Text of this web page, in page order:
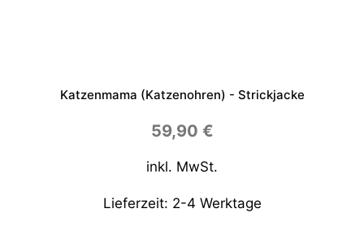
Katzenmama (Katzenohren) - Strickjacke
59,90 €
inkl. MwSt.
Lieferzeit: 2-4 Werktage